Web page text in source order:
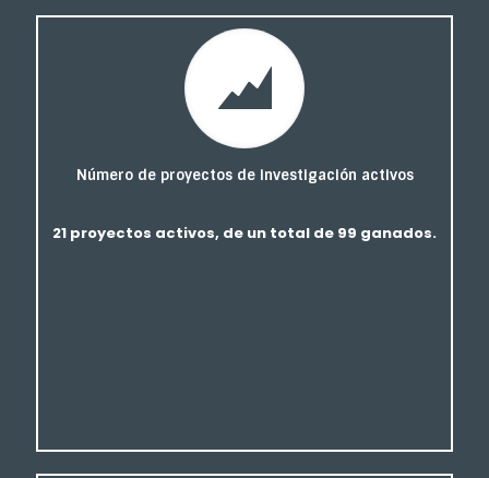
Número de proyectos de investigación activos
21 proyectos activos, de un total de 99 ganados.